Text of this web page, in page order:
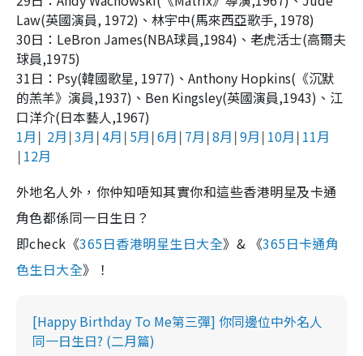
Law(英國演員, 1972) 、林宇中(馬來西亞歌手, 1978)
30日： LeBron James(NBA球員,1984) 、老虎活士(高爾夫
球員,1975)
31日： Psy(韓國歌星, 1977) 、 Anthony Hopkins( 《沉默
的羔羊》演員,1937) 、 Ben Kingsley(英國演員,1943) 、江
口洋介(日本藝人,1967)
1月
2月 3月 4月 5月 6月 7月 8月 9月 10月 11月
12月
外地名人外，你仲知唔知其實你和這些香港明星及卡通
角色都係同一日生日？
即check《365日香港明星生日大全》& 《365日卡通角
色生日大全》！
[Happy Birthday To Me第三彈] 你同邊位中外名人
同一日生日? (二月篇)